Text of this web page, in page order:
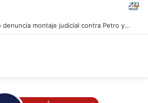
Pacto Histórico denuncia montaje judicial contra Petro y Cepeda